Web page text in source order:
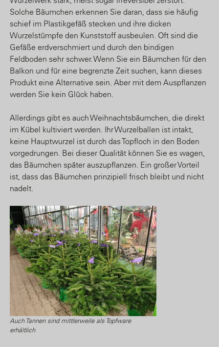
Solche Bäumchen erkennen Sie daran, dass sie häufig
schief im Plastikgefäß stecken und ihre dicken
Wurzelstümpfe den Kunststoff ausbeulen. Oft sind die
Gefäße erdverschmiert und durch den bindigen
Feldboden sehr schwer. Wenn Sie ein Bäumchen für den
Balkon und für eine begrenzte Zeit suchen, kann dieses
Produkt eine Alternative sein. Aber mit dem Auspflanzen
werden Sie kein Glück haben.
Allerdings gibt es auch Weihnachtsbäumchen, die direkt
im Kübel kultiviert werden. Ihr Wurzelballen ist intakt,
keine Hauptwurzel ist durch das Topfloch in den Boden
vorgedrungen. Bei dieser Qualität können Sie es wagen,
das Bäumchen später auszupflanzen. Ein großer Vorteil
ist, dass das Bäumchen prinzipiell frisch bleibt und nicht
nadelt.
Auch Tannen sind mittlerweile als Topfware
erhältlich